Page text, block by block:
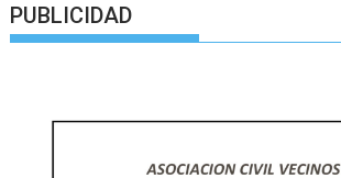
PUBLICIDAD